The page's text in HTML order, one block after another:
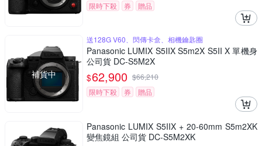
限時下殺
券 贈品
補貨中
送128G V60、閃傳卡盒、相機鑰匙圈
Panasonic LUMIX S5IIX S5m2X S5II X 單機身
公司貨 DC-S5M2X
$62,900 $66,210
限時下殺
券 贈品
Panasonic LUMIX S5IIX + 20-60mm S5m2XK
變焦鏡組 公司貨 DC-S5M2XK